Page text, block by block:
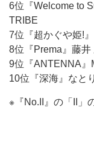
6位『Welcome to
TRIBE
7位『超かぐや姫!
8位『Prema』藤井
9位『ANTENNA』
10位『深海』なとり
※『No.II』の「II」